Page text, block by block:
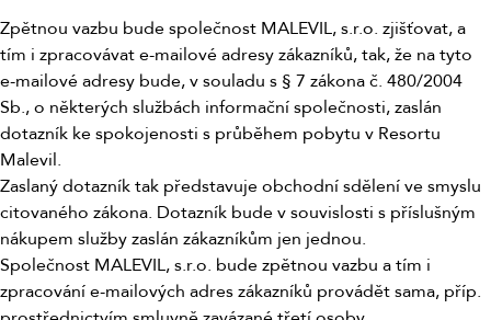
Zpětnou vazbu bude společnost MALEVIL, s.r.o. zjišťovat, a
tím i zpracovávat e-mailové adresy zákazníků, tak, že na tyto
e-mailové adresy bude, v souladu s § 7 zákona č. 480/2004
Sb., o některých službách informační společnosti, zaslán
dotazník ke spokojenosti s průběhem pobytu v Resortu
Malevil.
Zaslaný dotazník tak představuje obchodní sdělení ve smyslu
citovaného zákona. Dotazník bude v souvislosti s příslušným
nákupem služby zaslán zákazníkům jen jednou.
Společnost MALEVIL, s.r.o. bude zpětnou vazbu a tím i
zpracování e-mailových adres zákazníků provádět sama, příp.